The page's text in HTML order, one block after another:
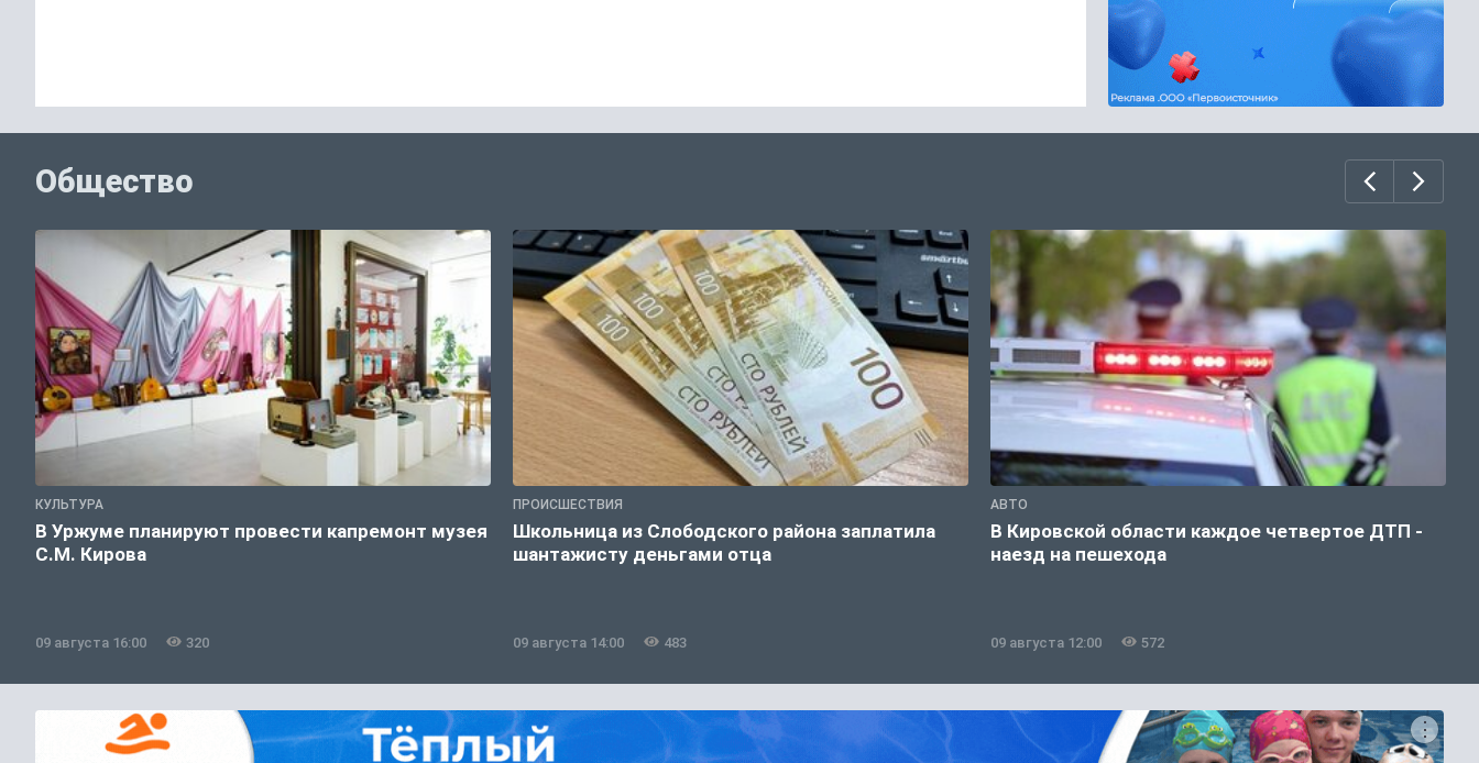
Общество
КУЛЬТУРА
В Уржуме планируют провести капремонт музея
С.М. Кирова
09 августа 16:00 320
ПРОИСШЕСТВИЯ
Школьница из Слободского района заплатила
шантажисту деньгами отца
09 августа 14:00 483
АВТО
В Кировской области каждое четвертое ДТП -
наезд на пешехода
09 августа 12:00 572